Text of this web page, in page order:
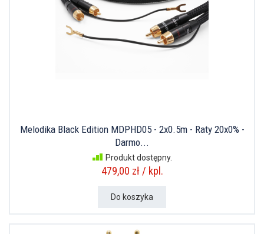
Melodika Black Edition MDPHD05 - 2x0.5m - Raty 20x0% -
Darmo...
Produkt dostępny.
479,00 zł / kpl.
Do koszyka